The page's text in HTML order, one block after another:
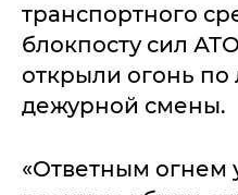
транспортного
блокпосту сил
открыли огонь по
дежурной смены.
«Ответным огнем